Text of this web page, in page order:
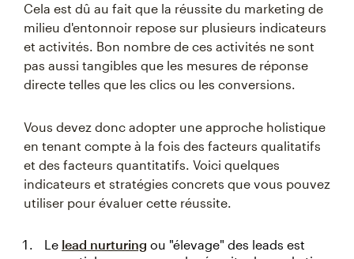
Cela est dû au fait que la réussite du marketing de
milieu d'entonnoir repose sur plusieurs indicateurs
et activités. Bon nombre de ces activités ne sont
pas aussi tangibles que les mesures de réponse
directe telles que les clics ou les conversions.
Vous devez donc adopter une approche holistique
en tenant compte à la fois des facteurs qualitatifs
et des facteurs quantitatifs. Voici quelques
indicateurs et stratégies concrets que vous pouvez
utiliser pour évaluer cette réussite.
Le lead nurturing ou "élevage" des leads est